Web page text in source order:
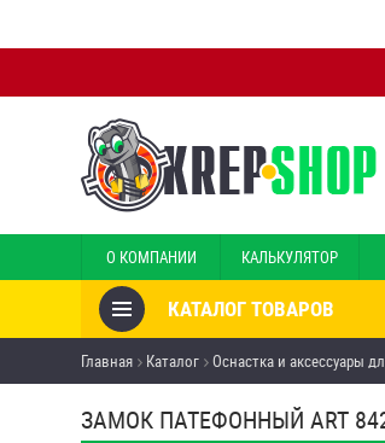
О КОМПАНИИ КАЛЬКУЛЯТОР
КАТАЛОГ ТОВАРОВ
Товары со скидкой
Анкеры
Главная Каталог Оснастка и аксессуары
ЗАМОК ПАТЕФОННЫЙ ART